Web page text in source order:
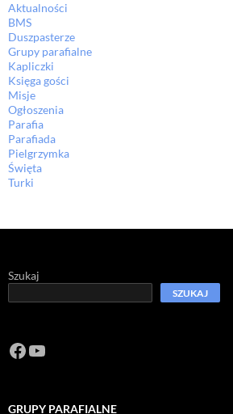
Aktualności
BMS
Duszpasterze
Grupy parafialne
Kapliczki
Księga gości
Misje
Ogłoszenia
Parafia
Parafiada
Pielgrzymka
Święta
Turki
Szukaj
SZUKAJ
Facebook
https://
GRUPY PARAFIALNE